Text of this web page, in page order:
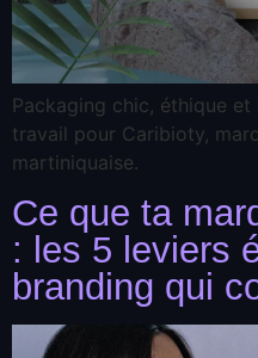
Packaging chic, éthique
travail pour Caribioty,
martiniquaise.
Ce que ta
: les 5 leviers
branding qui